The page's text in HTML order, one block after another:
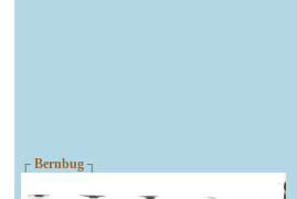
┌ Bernbug ┐